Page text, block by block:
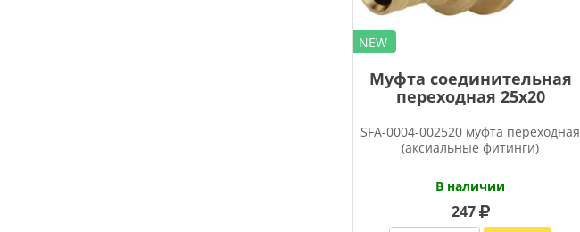
NEW
Муфта соединительная
переходная 25х20
SFA-0004-002520 муфта переходная
(аксиальные фитинги)
В наличии
247